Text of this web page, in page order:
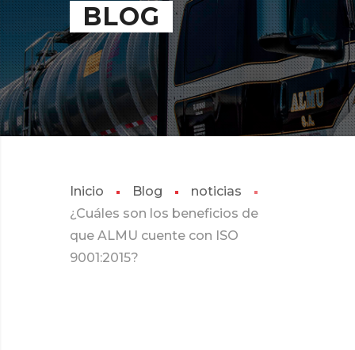
BLOG
Inicio Blog
noticias
¿Cuáles son los beneficios de
que ALMU cuente con ISO
9001:2015?